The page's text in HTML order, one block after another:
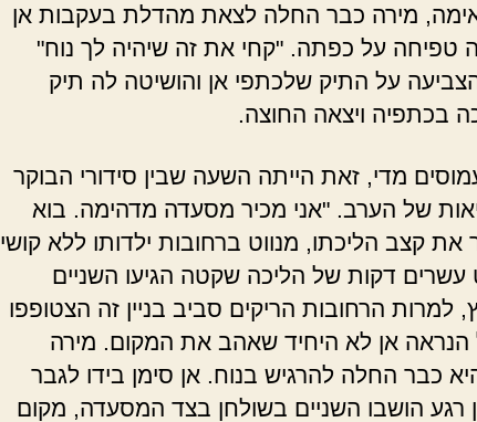
אימה, מירה כבר החלה לצאת מהדלת בעקבות אן
טפיחה על כפתה. "קחי את זה שיהיה לך נוח"
על התיק שלכתפי אן והושיטה לה תיק
בכתפיה ויצאה החוצה.
מדי, זאת הייתה השעה שבין סידורי הבוקר
של הערב. "אני מכיר מסעדה מדהימה. בוא
את קצב הליכתו, מנווט ברחובות ילדותו ללא קושי
דקות של הליכה שקטה הגיעו השניים
למרות הרחובות הריקים סביב בניין זה הצטופפו
הנראה אן לא היחיד שאהב את המקום. מירה
כבר החלה להרגיש בנוח. אן סימן בידו לגבר
רגע הושבו השניים בשולחן בצד המסעדה, מקום